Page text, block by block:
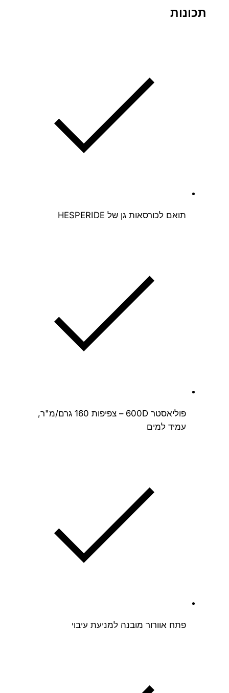
"
תכונות
תואם לכורסאות גן של HESPERIDE
פוליאסטר 600D – צפיפות 160 גרם/מ"ר,
עמיד למים
פתח אוורור מובנה למניעת עיבוי